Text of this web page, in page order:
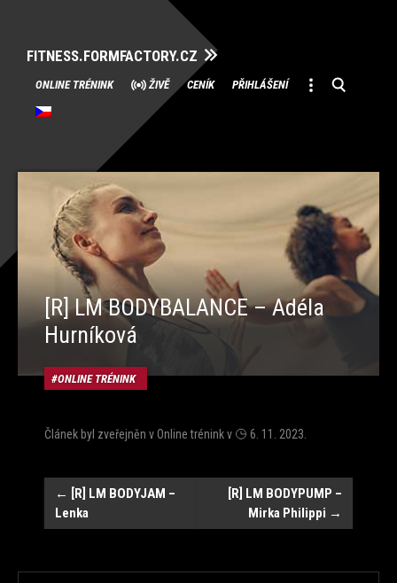
FITNESS.FORMFACTORY.CZ
Přeskočit
na
obsah
ONLINE TRÉNINK ŽIVĚ CENÍK PŘIHLÁŠENÍ
[R] LM BODYBALANCE – Adéla
Hurníková
ONLINE TRÉNINK
Článek byl zveřejněn vOnline tréninkv 6. 11. 2023
Navigace
← [R] LM BODYJAM –
Lenka
[R] LM BODYPUMP –
Mirka Philippi →